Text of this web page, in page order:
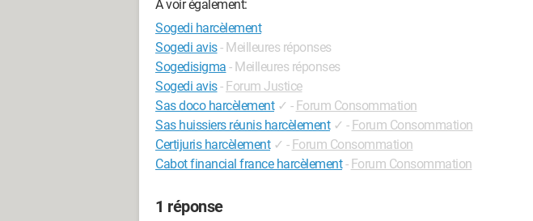
A voir également:
Sogedi harcèlement
Sogedi avis- Meilleures réponses
Sogedisigma - Meilleures réponses
Sogedi avis- Forum Justice
Sas doco harcèlement ✓ - Forum Consommation
Sas huissiers réunis harcèlement ✓ - Forum Consommation
Certijuris harcèlement ✓ - Forum Consommation
Cabot financial france harcèlement - Forum Consommation
1 réponse